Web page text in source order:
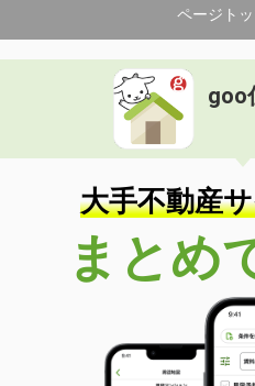
ページト
goo
大手不動産
まとめ